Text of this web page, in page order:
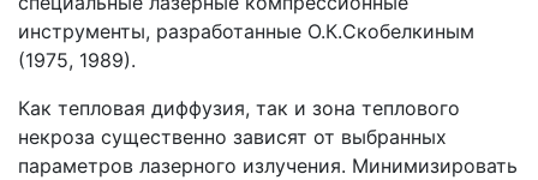
инструменты, разработанные О.К.Скобелкиным
(1975, 1989).
Как тепловая диффузия, так и зона теплового
некроза существенно зависят от выбранных
параметров лазерного излучения. Минимизировать